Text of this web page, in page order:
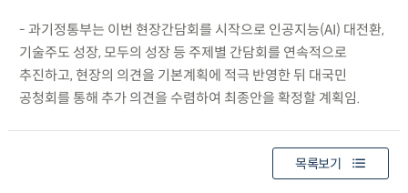
- 과기정통부는 이번 현장간담회를 시작으로 인공지능(AI) 대전환,
기술주도 성장, 모두의 성장 등 주제별 간담회를 연속적으로
추진하고, 현장의 의견을 기본계획에 적극 반영한 뒤 대국민
공청회를 통해 추가 의견을 수렴하여 최종안을 확정할 계획임.
목록보기